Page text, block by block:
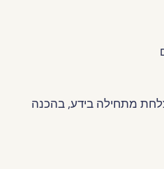
מתחילה בידע, בהכנה